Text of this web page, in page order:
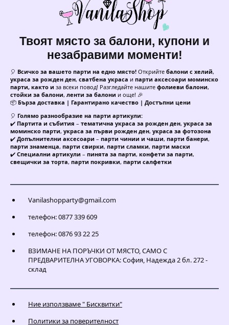
Твоят място за балони, купони и
незабравими моменти!
🎈 Всичко за вашето парти на едно място! Открийте балони с хелий,
украса за рожден ден, сватбена украса и парти аксесоари моминско
парти, както и за всеки повод! Разгледайте нашите фолиеви балони,
стойки за балони, ленти за балони и още! 🎉
📦 Бърза доставка | Гарантирано качество | Достъпни цени
🎈 Голямо разнообразие на парти артикули:
✔️ Партита и събития – тематична украса за рожден ден, украса за
моминско парти, украса за първи рожден ден, украса за фотозона
✔️ Допълнителни аксесоари – парти чинии и чаши, парти банери,
парти знаменца, парти свирки, парти сламки, парти маски
✔️ Специални артикули – пинята за парти, конфети за парти,
свещички за торта, парти покривки, парти салфетки
Vanilashopparty@gmail.com
телефон: 0877 339 609
телефон: 0876 93 22 25
ВЗИМАНЕ НА ПОРЪЧКИ ОТ МЯСТО, САМО С
ПРЕДВАРИТЕЛНА УГОВОРКА: София, Надежда 2 бл. 272 -
склад
Ние използваме " Бисквитки"
Политики за поверителност